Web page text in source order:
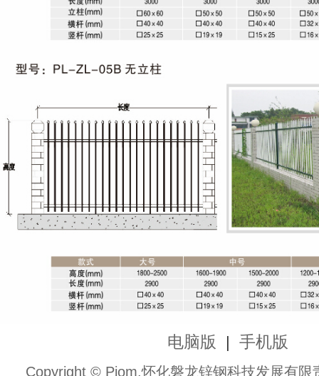
电脑版 | 手机版
Copyright © Piom.怀化磐龙锌钢科技发展有限